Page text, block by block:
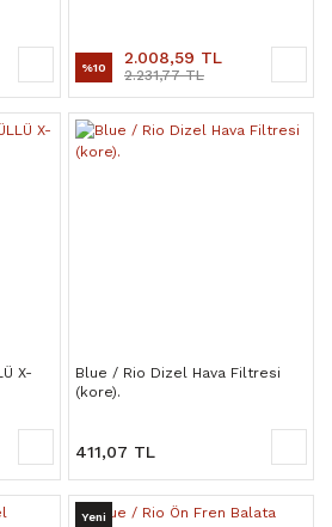
%10 2.008,59 TL
2.231,77 TL
X-
Blue / Rio Dizel Hava Filtresi
(kore).
411,07 TL
Yeni